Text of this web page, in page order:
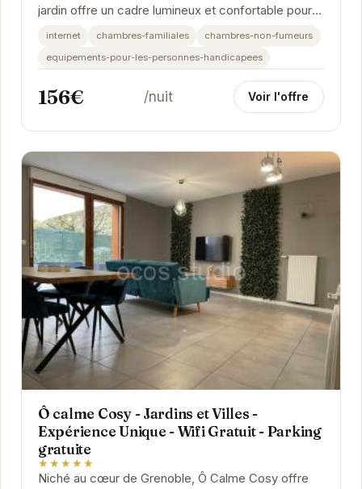
jardin offre un cadre lumineux et confortable pour
votre séjour.
internet chambres-familiales
chambres-non-fumeurs
equipements-pour-les-personnes-handicapees
156€ /nuit Voir l'offre
Ô calme Cosy - Jardins et Villes -
Expérience Unique - Wifi Gratuit - Parking
gratuite
★★★★★
Niché au cœur de Grenoble, Ô Calme Cosy offre